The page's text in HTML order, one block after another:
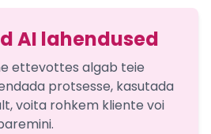
AI lahendused
ettevottes algab teie
protsesse, kasutada
voita rohkem kliente voi